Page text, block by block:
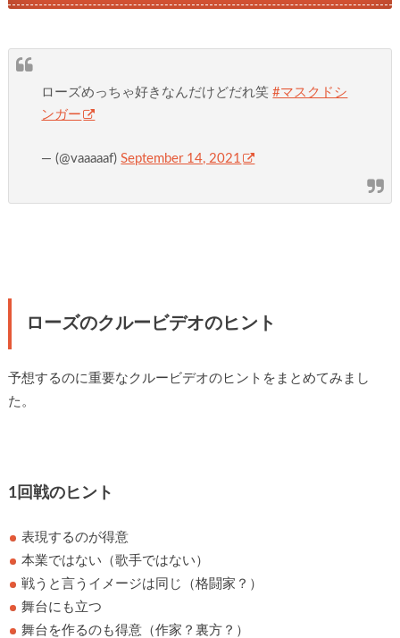
ローズめっちゃ好きなんだけどだれ笑#マスクドシ
ンガー
— (@vaaaaaf)September 14, 2021
ローズのクルービデオのヒント
予想するのに重要なクルービデオのヒントをまとめてみまし
た。
1回戦のヒント
表現するのが得意
本業ではない（歌手ではない）
戦うと言うイメージは同じ（格闘家？）
舞台にも立つ
舞台を作るのも得意（作家？裏方？）